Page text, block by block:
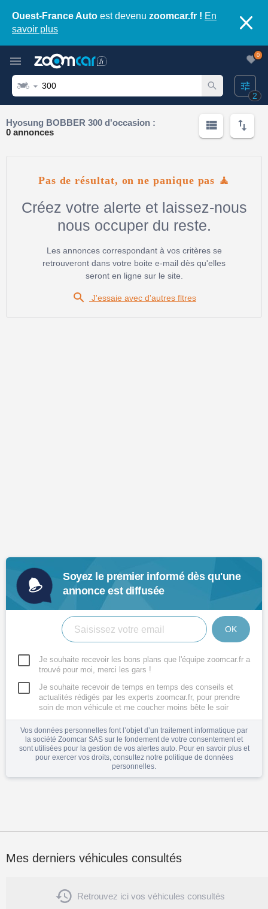
Ouest-France Auto est devenu zoomcar.fr ! En
savoir plus
2
0
Hyosung BOBBER 300 d'occasion :
0 annonces
Pas de résultat, on ne panique pas 🧘
Créez votre alerte et laissez-nous
nous occuper du reste.
Les annonces correspondant à vos critères se
retrouveront dans votre boite e-mail dès qu'elles
seront en ligne sur le site.
 J'essaie avec d'autres fltres
Soyez le premier informé dès qu'une
annonce est diffusée
OK
Je souhaite recevoir les bons plans que l'équipe zoomcar.fr a
trouvé pour moi, merci les gars !
Je souhaite recevoir de temps en temps des conseils et
actualités rédigés par les experts zoomcar.fr, pour prendre
soin de mon véhicule et me coucher moins bête le soir
Vos données personnelles font l’objet d’un traitement informatique par
la société Zoomcar SAS sur le fondement de votre consentement et
sont utilisées pour la gestion de vos alertes auto. Pour en savoir plus et
pour exercer vos droits, consultez notre politique de données
personnelles.
Mes derniers véhicules consultés
 Retrouvez ici vos véhicules consultés